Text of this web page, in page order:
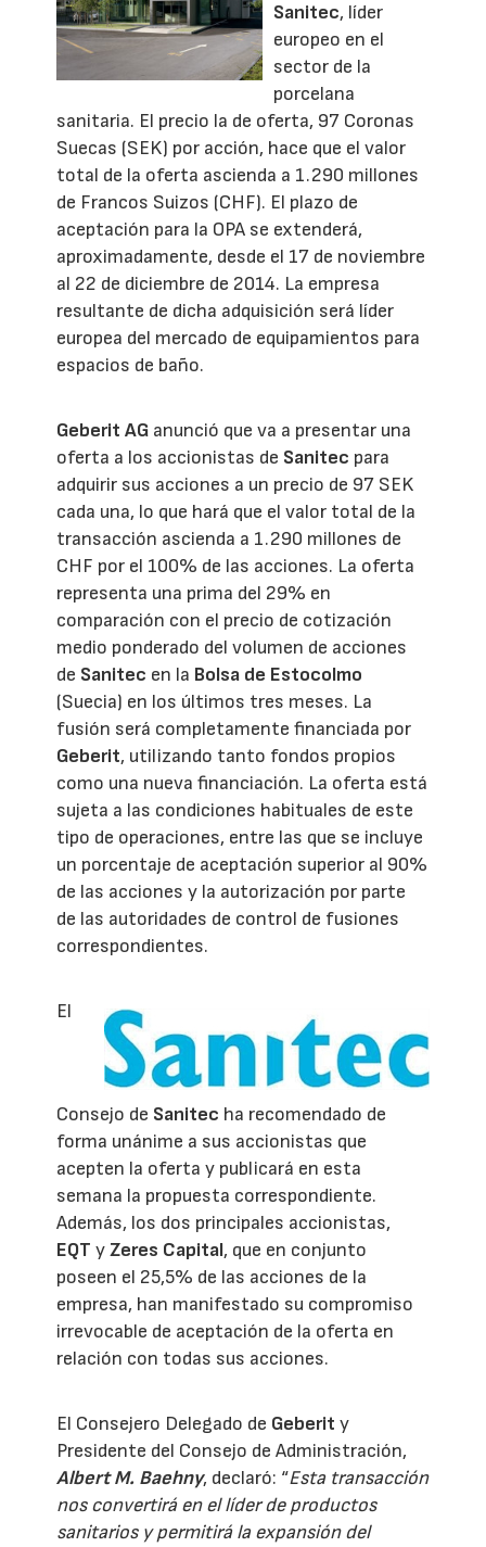
Sanitec, líder
europeo en el
sector de la
porcelana
sanitaria. El precio la de oferta, 97 Coronas
Suecas (SEK) por acción, hace que el valor
total de la oferta ascienda a 1.290 millones
de Francos Suizos (CHF). El plazo de
aceptación para la OPA se extenderá,
aproximadamente, desde el 17 de noviembre
al 22 de diciembre de 2014. La empresa
resultante de dicha adquisición será líder
europea del mercado de equipamientos para
espacios de baño.
Geberit AG anunció que va a presentar una
oferta a los accionistas de Sanitec para
adquirir sus acciones a un precio de 97 SEK
cada una, lo que hará que el valor total de la
transacción ascienda a 1.290 millones de
CHF por el 100% de las acciones. La oferta
representa una prima del 29% en
comparación con el precio de cotización
medio ponderado del volumen de acciones
de Sanitec en la Bolsa de Estocolmo
(Suecia) en los últimos tres meses. La
fusión será completamente financiada por
Geberit, utilizando tanto fondos propios
como una nueva financiación. La oferta está
sujeta a las condiciones habituales de este
tipo de operaciones, entre las que se incluye
un porcentaje de aceptación superior al 90%
de las acciones y la autorización por parte
de las autoridades de control de fusiones
correspondientes.
El
Consejo de Sanitec ha recomendado de
forma unánime a sus accionistas que
acepten la oferta y publicará en esta
semana la propuesta correspondiente.
Además, los dos principales accionistas,
EQT yZeres Capital, que en conjunto
poseen el 25,5% de las acciones de la
empresa, han manifestado su compromiso
irrevocable de aceptación de la oferta en
relación con todas sus acciones.
El Consejero Delegado de Geberit y
Presidente del Consejo de Administración,
Albert M. Baehny, declaró: “Esta transacción
nos convertirá en el líder de productos
sanitarios y permitirá la expansión del